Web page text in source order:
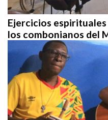
Ejercicios
los combonianos del